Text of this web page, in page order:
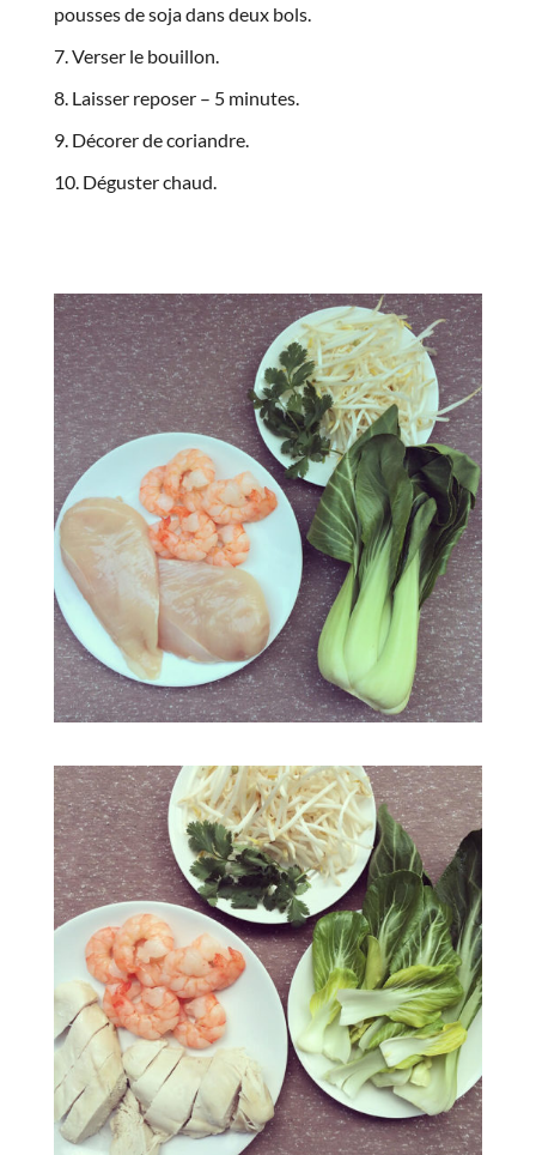
pousses de soja dans deux bols.
Verser le bouillon.
Laisser reposer – 5 minutes.
Décorer de coriandre.
Déguster chaud.